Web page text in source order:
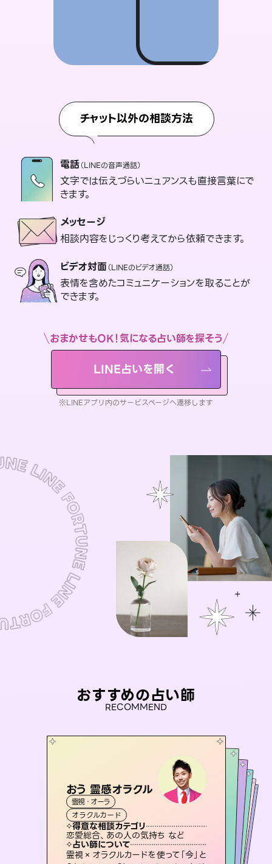
チャット以外の相談方法
電話（LINEの音声通話）
文字では伝えづらいニュアンスも直接言葉にで
きます。
メッセージ
相談内容をじっくり考えてから依頼できます。
ビデオ対面（LINEのビデオ通話）
表情を含めたコミュニケーションを取ることが
できます。
おまかせもOK！気になる占い師を探そう
LINE占いを開く
※LINEアプリ内のサービスページへ遷移します
おすすめの占い師
RECOMMEND
おう 霊感オラクル
霊視・オーラ
オラクルカード
得意な相談カテゴリ
恋愛総合、あの人の気持ち など
占い師について
霊視×オラクルカードを使って「今」と
セラピスト理恵
霊視・オーラ
スピリチュアル・リーディング
得意な相談カテゴリ
片想い、二人の未来、年の差 など
占い師について
連絡再開、復縁、成就などの報告実績
多数。セラピストとして2万超の施術経
験があるからこそできる鑑定で、より良
アイリス -iris-
西洋占星術
ルーン
得意な相談カテゴリ
恋愛総合、片想い、二人の未来 など
占い師について
復縁、恋愛、不倫の行方、同性愛や片
思い、仕事関係や借金問題まで知りた
いことや心の負担になっていることを
彗望
霊視・オーラ
スピリチュアル・リーディング
得意な相談カテゴリ
片想い、あの人の気持ち、復縁 など
占い師について
スピリチュアル・リーディング
得意な相談カテゴリ
片想い、あの人の気持ち、復縁 など
占い師について
恋愛のお悩みの中でも特に「曖昧な関
係」の相談を得意としており、友達以上
恋人未満なお相手との今後や本音を丁
霊視・オーラ 心理学
スピリチュアル・リーディング
得意な相談カテゴリ
出逢い、片想い、復縁 など
占い師について